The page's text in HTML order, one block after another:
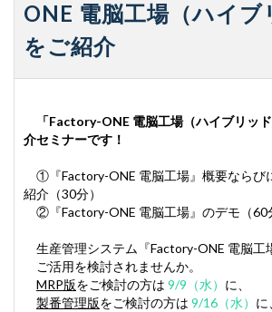
ONE 電脳工場（ハイブ
をご紹介
「Factory-ONE 電脳工場（ハイブリッ
介セミナーです！
①『Factory-ONE 電脳工場』概要ならび
紹介（30分）
②『Factory-ONE 電脳工場』のデモ（60
生産管理システム『Factory-ONE 電脳工
ご活用を検討されませんか。
MRP版をご検討の方は 9/9（水） に、
製番管理版をご検討の方は 9/16（水） に